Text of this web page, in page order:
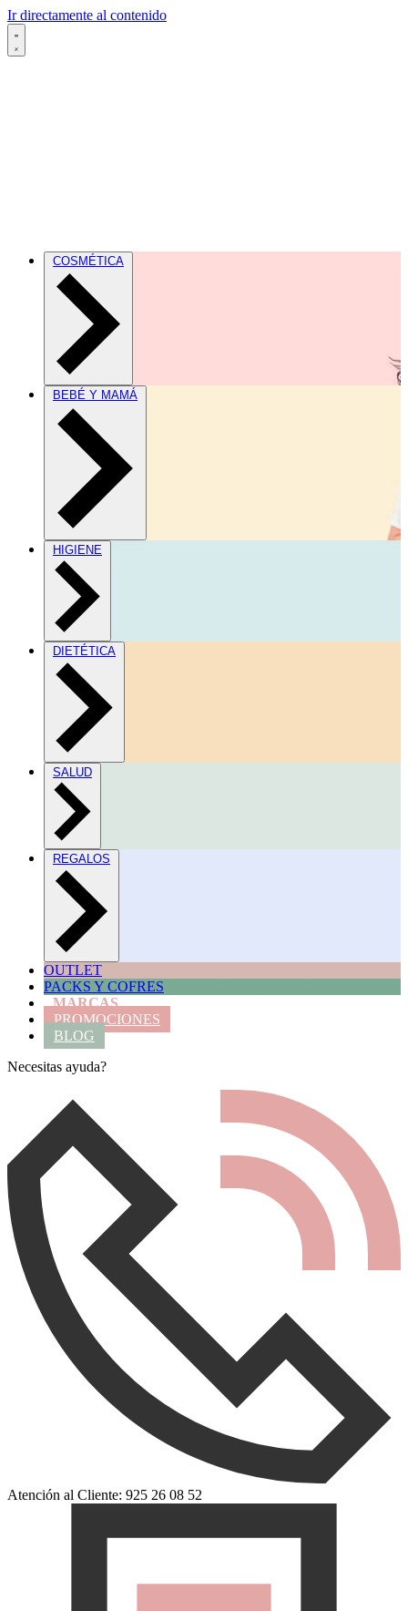
Ir directamente al contenido
COSMÉTICA
BEBÉ Y MAMÁ
HIGIENE
DIETÉTICA
SALUD
REGALOS
OUTLET
PACKS Y COFRES
MARCAS
PROMOCIONES
BLOG
Necesitas ayuda?
Atención al Cliente: 925 26 08 52